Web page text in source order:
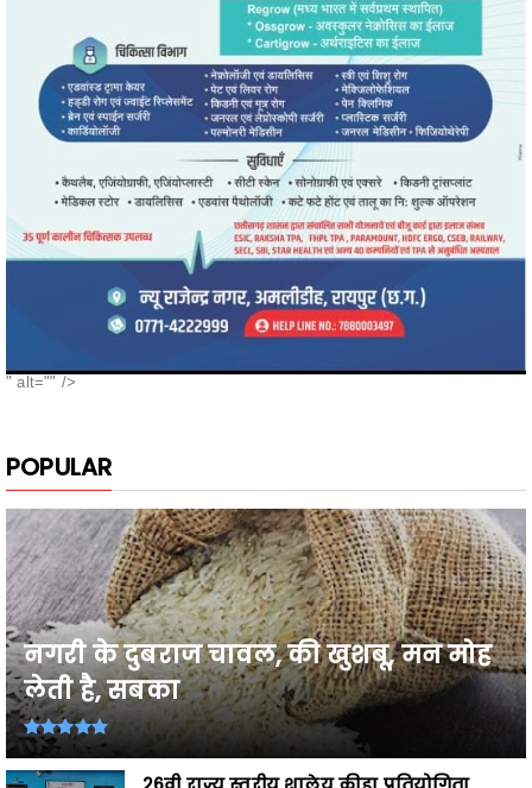
POPULAR
नगरी के दुबराज चावल, की खुशबू, मन मोह
लेती है, सबका
26वी राज्य स्तरीय शालेय क्रीड़ा प्रतियोगिता
2026-27 में प्...